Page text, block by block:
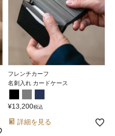
フレンチカーフ
名刺入れ カードケース
¥13,200税込
詳細を見る